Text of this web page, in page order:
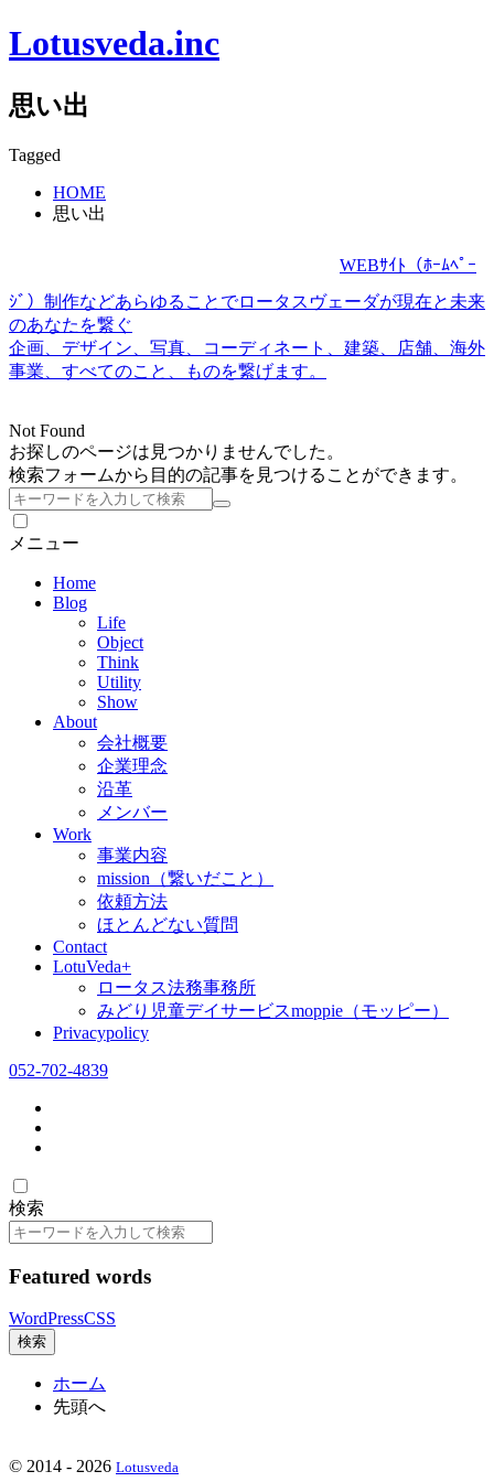
Lotusveda.inc
思い出
Tagged
HOME
思い出
WEBｻｲﾄ（ﾎｰﾑﾍﾟｰ
ｼﾞ）制作などあらゆることでロータスヴェーダが現在と未来
のあなたを繋ぐ
企画、デザイン、写真、コーディネート、建築、店舗、海外
事業、すべてのこと、ものを繋げます。
Not Found
お探しのページは見つかりませんでした。
検索フォームから目的の記事を見つけることができます。
検
索
メニュー
Home
Blog
Life
Object
Think
Utility
Show
About
会社概要
企業理念
沿革
メンバー
Work
事業内容
mission（繋いだこと）
依頼方法
ほとんどない質問
Contact
LotuVeda+
ロータス法務事務所
みどり児童デイサービスmoppie（モッピー）
Privacypolicy
052-702-4839
検索
検
Featured words
WordPressCSS
検索
ホーム
先頭へ
© 2014 - 2026 Lotusveda